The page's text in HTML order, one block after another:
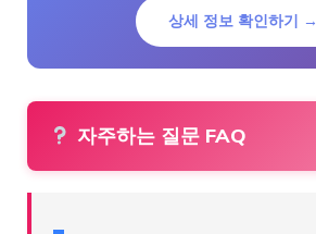
상세 정보 확인하기 →
자주하는 질문 FAQ